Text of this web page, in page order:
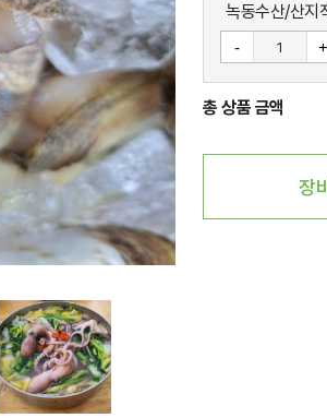
녹동수산/산지
- +
총 상품 금액
장